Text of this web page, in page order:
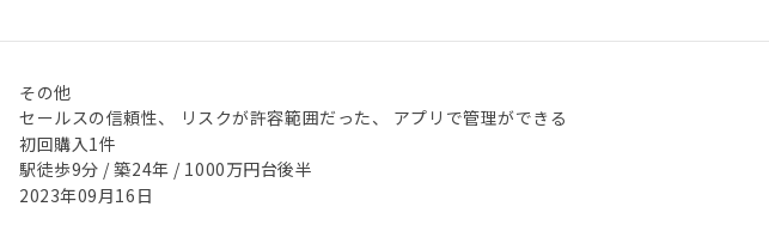
その他
セールスの信頼性、 リスクが許容範囲だった、 アプリで管理ができる
初回購入1件
駅徒歩9分 / 築24年 / 1000万円台後半
2023年09月16日